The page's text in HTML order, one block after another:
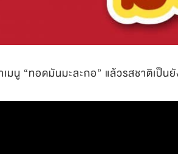
เมนู “ทอดมันมะละกอ” แล้วรสชาติเป็นยั